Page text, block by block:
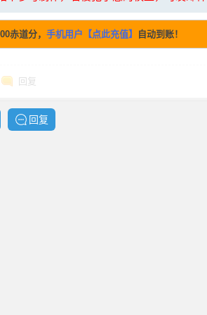
赤道分， 手机用户【点此充值】 自动到账！
回复
回复